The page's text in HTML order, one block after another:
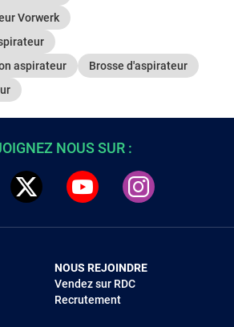
Vorwerk
aspirateur
Brosse d'aspirateur
NOUS SUR :
NOUS REJOINDRE
Vendez sur RDC
Recrutement